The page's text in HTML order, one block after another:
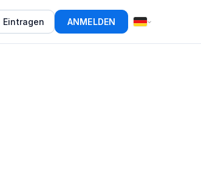
Eintragen ANMELDEN